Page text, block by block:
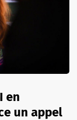
en
un appel